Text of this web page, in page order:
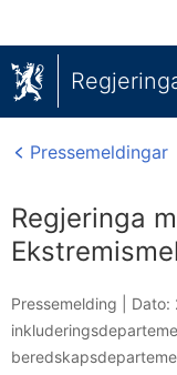
Pressemeldingar
Regjeringa
Pressemelding | Dato: